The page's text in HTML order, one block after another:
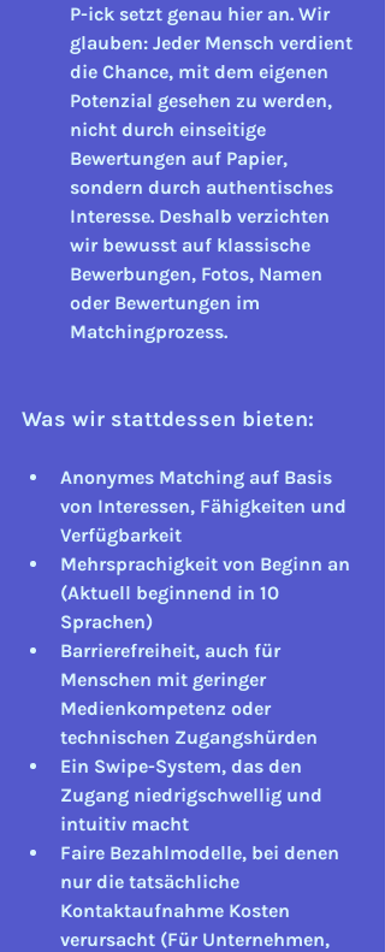
P-ick setzt genau hier an. Wir
glauben: Jeder Mensch verdient
die Chance, mit dem eigenen
Potenzial gesehen zu werden,
nicht durch einseitige
Bewertungen auf Papier,
sondern durch authentisches
Interesse. Deshalb verzichten
wir bewusst auf klassische
Bewerbungen, Fotos, Namen
oder Bewertungen im
Matchingprozess.
Was wir stattdessen bieten:
Anonymes Matching auf Basis
von Interessen, Fähigkeiten und
Verfügbarkeit
Mehrsprachigkeit von Beginn an
(Aktuell beginnend in 10
Sprachen)
Barrierefreiheit, auch für
Menschen mit geringer
Medienkompetenz oder
technischen Zugangshürden
Ein Swipe-System, das den
Zugang niedrigschwellig und
intuitiv macht
Faire Bezahlmodelle, bei denen
nur die tatsächliche
Kontaktaufnahme Kosten
verursacht (Für Unternehmen,